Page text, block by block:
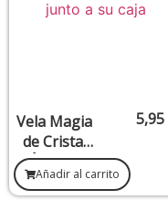
Vela Magia
de Cristal
Ágata –
Equilibrio y
5,95
Añadir al carrito